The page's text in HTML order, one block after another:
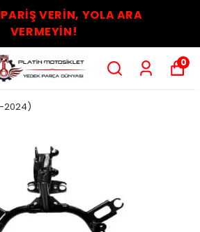
VERİN, YOLA ARA
VERMEYİN!
0
2024)